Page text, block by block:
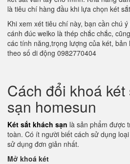
là tiêu chí hàng đầu khi lựa chọn két
Khi xem xét tiêu chí này, bạn cần chú
cánh đúc welko là thép chắc chắc,
các tính năng,trọng lượng của két, bản
theo số di động 0982770404
Cách đổi khoá két
sạn homesun
Két sắt khách sạn là sản phẩm được
toàn. Có ít người biết cách sử dụng
sử dụng đơn giản nhất.
Mở khoá két